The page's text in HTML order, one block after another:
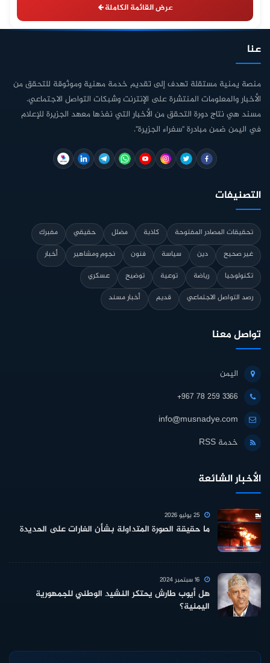
عرض القائمة الكاملة
عنا
منصة يمنية مستقلة تهدف إلى تقديم خدمة مهنية وموثوقة للتحقق من
الأخبار والمعلومات المنتشرة على الإنترنت وشبكات التواصل الاجتماعي.
مسند هي نتاج دورة التحقق من الأخبار التي نفذها معهد الجزيرة للإعلام
في اليمن ضمن مبادرة "سفراء الجزيرة".
التصنيفات
تحقيقات المصادر المفتوحة كاذبة مضلل حقيقي
مفبرك
غير صحيح
دين سياسة فنون نجوم ومشاهير
أخبار
تكنولوجيا
رياضة توعية توضيح
عسكري
رصد التواصل الاجتماعي
قديم أخبار مسند
تواصل معنا
اليمن
+967 78 259 3366
info@musnadye.com
خدمة RSS
الأخبار الشائعة
ما حقيقة الصورة المتداولة بشأن الغارات على الحديدة
هل أيوب طارش يحتكر النشيد الوطني للجمهورية
اليمنية؟